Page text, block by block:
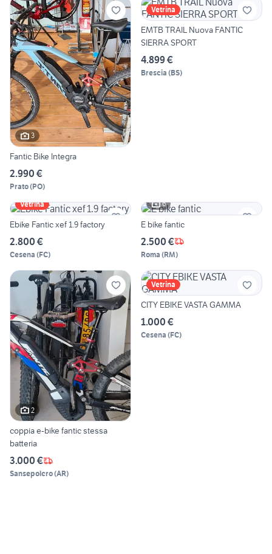
3
Fantic Bike Integra
2.990 €
Prato(PO)
Vetrina
EMTB TRAIL Nuova FANTIC
SIERRA SPORT
4.899 €
Brescia (BS)
Vetrina
Ebike Fantic xef 1.9 factory
2.800 €
Cesena (FC)
6
E bike fantic
2.500 €
Roma (RM)
2
coppia e-bike fantic stessa
batteria
3.000 €
Sansepolcro(AR)
Vetrina
CITY EBIKE VASTA GAMMA
1.000 €
Cesena (FC)